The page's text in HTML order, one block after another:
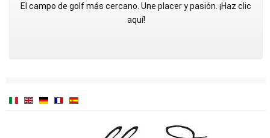
El campo de golf más cercano. Une placer y pasión. ¡Haz clic
aquí!